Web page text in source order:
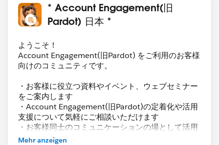
* Account Engagement(旧
Pardot) 日本 *
ようこそ！
Account Engagement(旧Pardot) をご利用のお客様
向けのコミュニティです。
・お客様に役立つ資料やイベント、ウェブセミナー
をご案内します
・Account Engagement(旧Pardot)の定着化や活用
支援について気軽にご相談いただけます
・お客様同士のコミュニケーションの場として活用
いただけます
Mehr anzeigen